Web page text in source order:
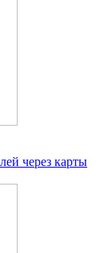
через карты